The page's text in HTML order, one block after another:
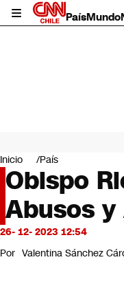
PaísMundo
Mundo
Negocios
Deportes
Programas completos
Cultura
Servicios
Bits
CNN Data
Inicio País
Obispo
Abusos y
26- 12- 2023 12:54
Por Valentina Sánchez